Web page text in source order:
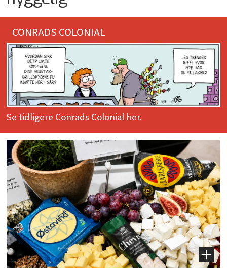
CONRADS COLONIAL
Se tidligere Conrads Colonial her.